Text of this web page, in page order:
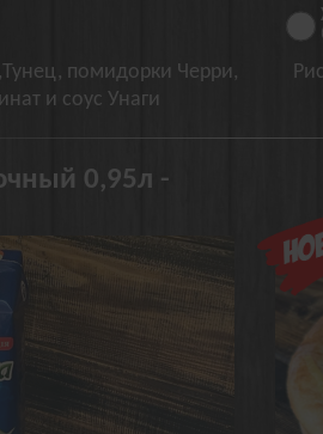
помидорки Черри,
и соус Унаги
0,95л -